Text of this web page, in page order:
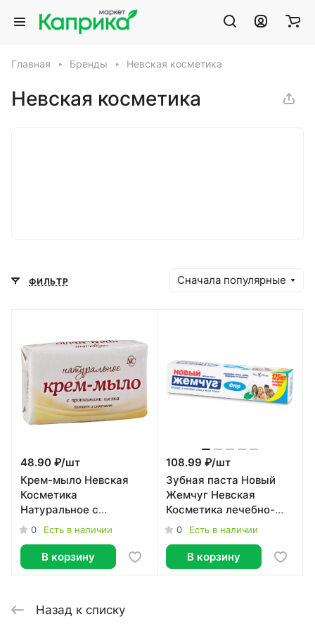
Главная Бренды Невская косметика
Невская косметика
ФИЛЬТР Сначала популярные
48.90 ₽/шт
Крем-мыло Невская
Косметика
Натуральное с
протеинами шёлка 90 г
0 Есть в наличии
В корзину
108.99 ₽/шт
Зубная паста Новый
Жемчуг Невская
Косметика лечебно-
профилактическая 125
0 Есть в наличии
В корзину
Назад к списку